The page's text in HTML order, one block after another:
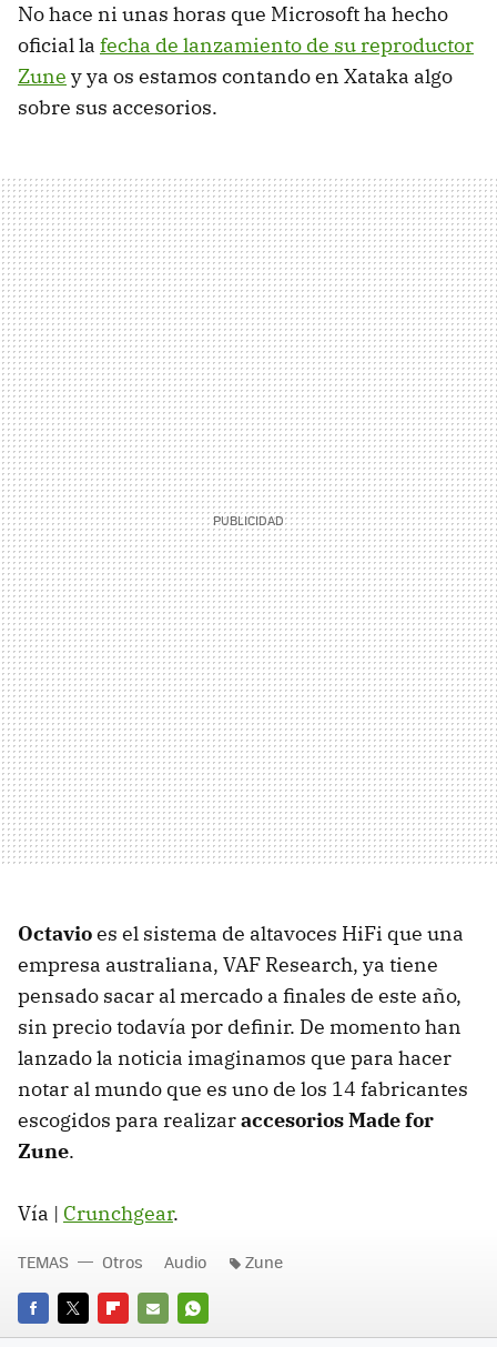
No hace ni unas horas que Microsoft ha hecho
oficial la fecha de lanzamiento de su reproductor
Zune y ya os estamos contando en Xataka algo
sobre sus accesorios.
Octavioes el sistema de altavoces HiFi que una
empresa australiana, VAF Research, ya tiene
pensado sacar al mercado a finales de este año,
sin precio todavía por definir. De momento han
lanzado la noticia imaginamos que para hacer
notar al mundo que es uno de los 14 fabricantes
escogidos para realizaraccesorios Made for
Zune.
Vía | Crunchgear.
FACEBOOK
TWITTERFLIPBOARD
E- WHATSAPP
TEMAS Otros Audio Zune